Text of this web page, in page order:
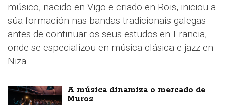
músico, nacido en Vigo e criado en Rois, iniciou a
súa formación nas bandas tradicionais galegas
antes de continuar os seus estudos en Francia,
onde se especializou en música clásica e jazz en
Niza.
A música dinamiza o mercado de
Muros